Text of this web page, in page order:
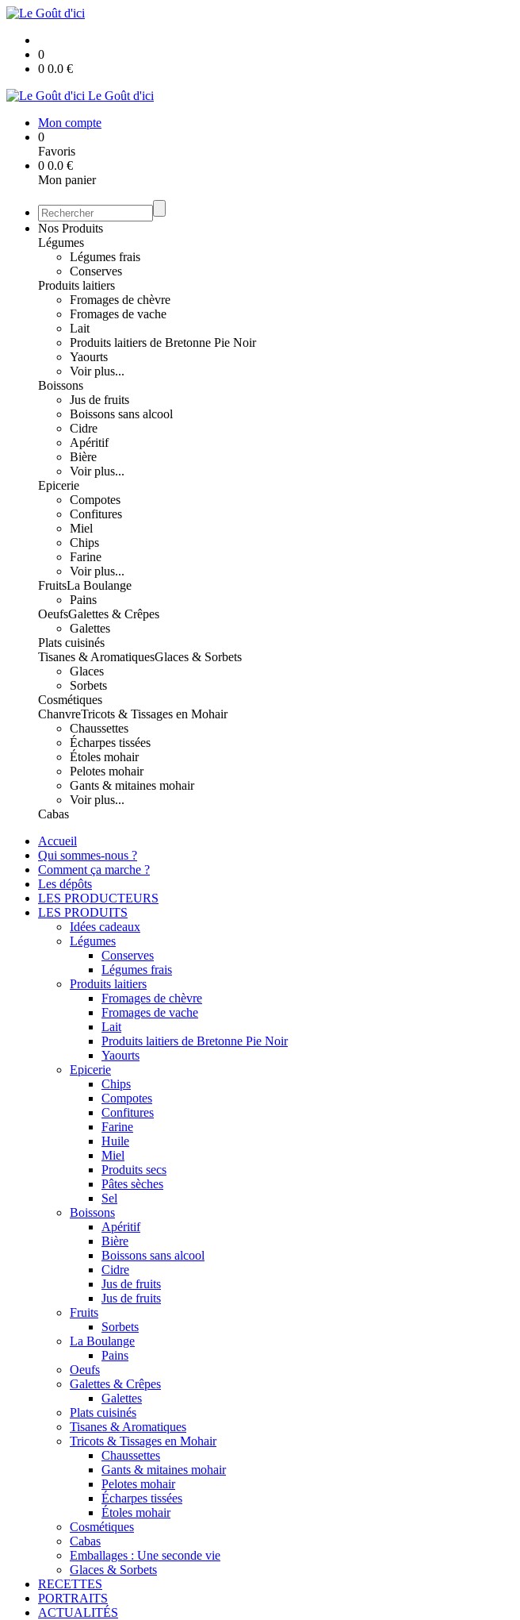
0
0 0.0 €
Le Goût d'ici
Mon compte
0
Favoris
0 0.0 €
Mon panier
Nos Produits
Légumes
Légumes frais
Conserves
Produits laitiers
Fromages de chèvre
Fromages de vache
Lait
Produits laitiers de Bretonne Pie Noir
Yaourts
Voir plus...
Boissons
Jus de fruits
Boissons sans alcool
Cidre
Apéritif
Bière
Voir plus...
Epicerie
Compotes
Confitures
Miel
Chips
Farine
Voir plus...
FruitsLa Boulange
Pains
OeufsGalettes & Crêpes
Galettes
Plats cuisinés
Tisanes & AromatiquesGlaces & Sorbets
Glaces
Sorbets
Cosmétiques
ChanvreTricots & Tissages en Mohair
Chaussettes
Écharpes tissées
Étoles mohair
Pelotes mohair
Gants & mitaines mohair
Voir plus...
Cabas
Accueil
Qui sommes-nous ?
Comment ça marche ?
Les dépôts
LES PRODUCTEURS
LES PRODUITS
Idées cadeaux
Légumes
Conserves
Légumes frais
Produits laitiers
Fromages de chèvre
Fromages de vache
Lait
Produits laitiers de Bretonne Pie Noir
Yaourts
Epicerie
Chips
Compotes
Confitures
Farine
Huile
Miel
Produits secs
Pâtes sèches
Sel
Boissons
Apéritif
Bière
Boissons sans alcool
Cidre
Jus de fruits
Jus de fruits
Fruits
Sorbets
La Boulange
Pains
Oeufs
Galettes & Crêpes
Galettes
Plats cuisinés
Tisanes & Aromatiques
Tricots & Tissages en Mohair
Chaussettes
Gants & mitaines mohair
Pelotes mohair
Écharpes tissées
Étoles mohair
Cosmétiques
Cabas
Emballages : Une seconde vie
Glaces & Sorbets
RECETTES
PORTRAITS
ACTUALITÉS